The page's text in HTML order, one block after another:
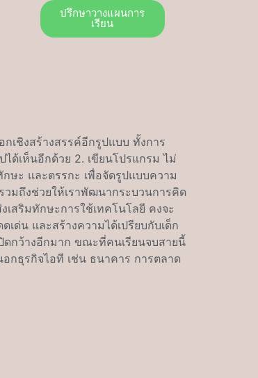
ปรึกษาวางแผนการ
เรียน
เชิงสร้างสรรค์อีกรูปแบบ ทั้งการ
ด้เห็นอีกด้วย 2. เขียนโปรแกรม ไม่
ษะ และตรรกะ เพื่อจัดรูปแบบความ
วมถึงช่วยให้เราพัฒนากระบวนการคิด
เสริมทักษะการใช้เทคโนโลยี คงจะ
เด่น และสร้างความได้เปรียบกับเด็ก
ดกว้างอีกมาก ขณะที่คนเรียนจบสายนี้
กธุรกิจไอที เช่น ธนาคาร การตลาด